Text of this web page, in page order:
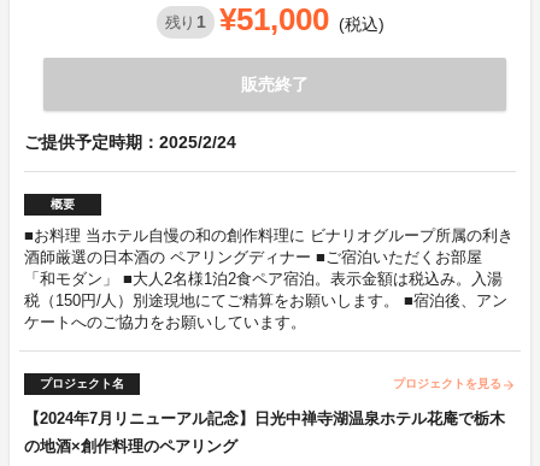
残り 1 ¥51,000 (税込)
販売終了
ご提供予定時期：2025/2/24
概要
■お料理 当ホテル自慢の和の創作料理に ビナリオグループ所属の利き
酒師厳選の日本酒の ペアリングディナー ■ご宿泊いただくお部屋
「和モダン」 ■大人2名様1泊2食ペア宿泊。表示金額は税込み。入湯
税（150円/人）別途現地にてご精算をお願いします。 ■宿泊後、アン
ケートへのご協力をお願いしています。
プロジェクト名 プロジェクトを見る arrow_forward
【2024年7月リニューアル記念】日光中禅寺湖温泉ホテル花庵で栃木
の地酒×創作料理のペアリング